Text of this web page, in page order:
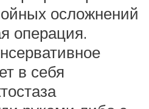
осложнений
операция.
в себя